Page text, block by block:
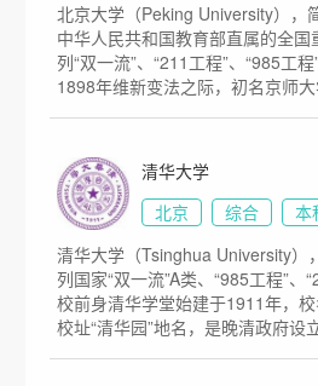
北京大学（Peking University），
中华人民共和国教育部直属的全国
列“双一流”、“211工程”、“985工
1898年维新变法之际，初名京师
学。1937年南迁至长沙，与国立清
南开大学组成国立长沙临时大学，
明，更名为国立西南联合大学。
北平（现北京）。1952年经全国高
成为以文理基础学科为主 的综合
京沙滩等地迁至现址。2000年与
合并，组建为新的北京大学。目前
面积7000亩。
清华大学
北京
综合
本
清华大学（Tsinghua University）
列国家“双一流”A类、“985工程”、
校前身清华学堂始建于1911年，校
校址“清华园”地名，是晚清政府设